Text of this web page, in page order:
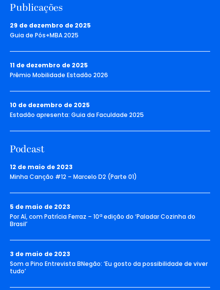
Publicações
29 de dezembro de 2025
Guia de Pós+MBA 2025
11 de dezembro de 2025
Prêmio Mobilidade Estadão 2026
10 de dezembro de 2025
Estadão apresenta: Guia da Faculdade 2025
Podcast
12 de maio de 2023
Minha Canção #12 – Marcelo D2 (Parte 01)
5 de maio de 2023
Por Aí, com Patrícia Ferraz – 10ª edição do ‘Paladar Cozinha do
Brasil’
3 de maio de 2023
Som a Pino Entrevista BNegão: ‘Eu gosto da possibilidade de viver
tudo’